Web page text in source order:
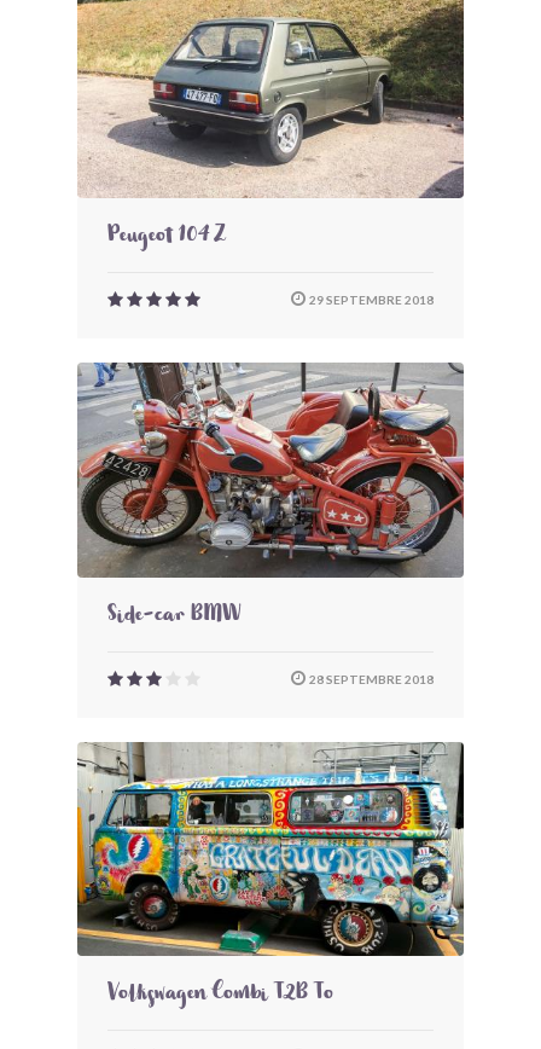
Peugeot 104 Z
29 SEPTEMBRE 2018
Side-car BMW
28 SEPTEMBRE 2018
Volkswagen Combi T2B To